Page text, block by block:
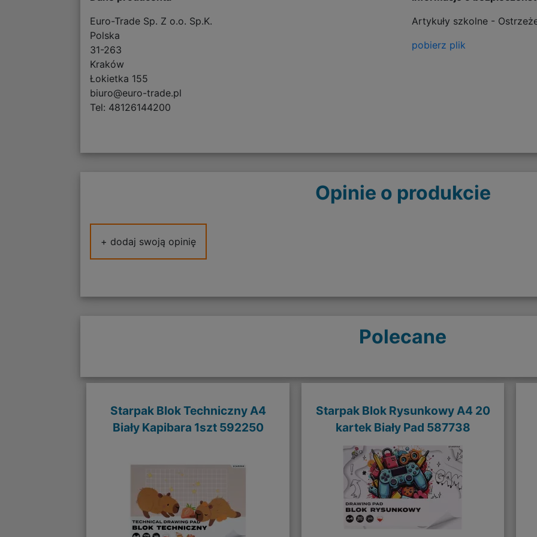
Euro-Trade Sp. Z o.o. Sp.K.
Polska
31-263
Kraków
Łokietka 155
biuro@euro-trade.pl
Tel: 48126144200
Artykuły szkolne -
pobierz plik
Opinie o produkcie
+ dodaj swoją opinię
Polecane
Starpak Blok Techniczny A4
Biały Kapibara 1szt 592250
Starpak Blok Rysunkowy A4 20
kartek Biały Pad 587738